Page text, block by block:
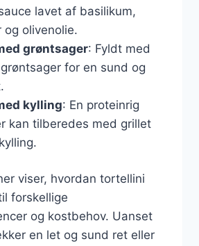
lavet af basilikum,
og olivenolie.
grøntsager: Fyldt med
for en sund og
kylling: En proteinrig
kan tilberedes med grillet
viser, hvordan tortellini
forskellige
og kostbehov. Uanset
en let og sund ret eller